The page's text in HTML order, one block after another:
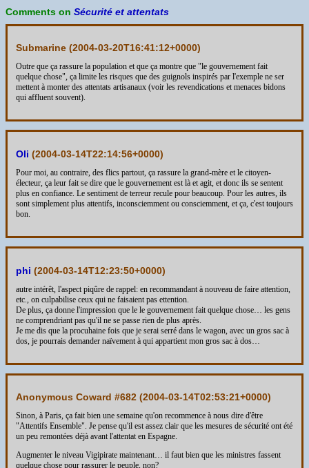
Comments on Sécurité et attentats
Submarine (2004-03-20T16:41:12+0000)
Outre que ça rassure la population et que ça montre que "le gouvernement fait
quelque chose", ça limite les risques que des guignols inspirés par l'exemple ne ser
mettent à monter des attentats artisanaux (voir les revendications et menaces bidons
qui affluent souvent).
Oli (2004-03-14T22:14:56+0000)
Pour moi, au contraire, des flics partout, ça rassure la grand-mère et le citoyen-
électeur, ça leur fait se dire que le gouvernement est là et agit, et donc ils se sentent
plus en confiance. Le sentiment de terreur recule pour beaucoup. Pour les autres, ils
sont simplement plus attentifs, inconsciemment ou consciemment, et ça, c'est toujours
bon.
phi (2004-03-14T12:23:50+0000)
autre intérêt, l'aspect piqûre de rappel: en recommandant à nouveau de faire attention,
etc., on culpabilise ceux qui ne faisaient pas ettention.
De plus, ça donne l'impression que le le gouvernement fait quelque chose… les gens
ne comprendriant pas qu'il ne se passe rien de plus après.
Je me dis que la procuhaine fois que je serai serré dans le wagon, avec un gros sac à
dos, je pourrais demander naïvement à qui appartient mon gros sac à dos…
Anonymous Coward #682 (2004-03-14T02:53:21+0000)
Sinon, à Paris, ça fait bien une semaine qu'on recommence à nous dire d'être
"Attentifs Ensemble". Je pense qu'il est assez clair que les mesures de sécurité ont été
un peu remontées déjà avant l'attentat en Espagne.
Augmenter le niveau Vigipirate maintenant… il faut bien que les ministres fassent
quelque chose pour rassurer le peuple, non?